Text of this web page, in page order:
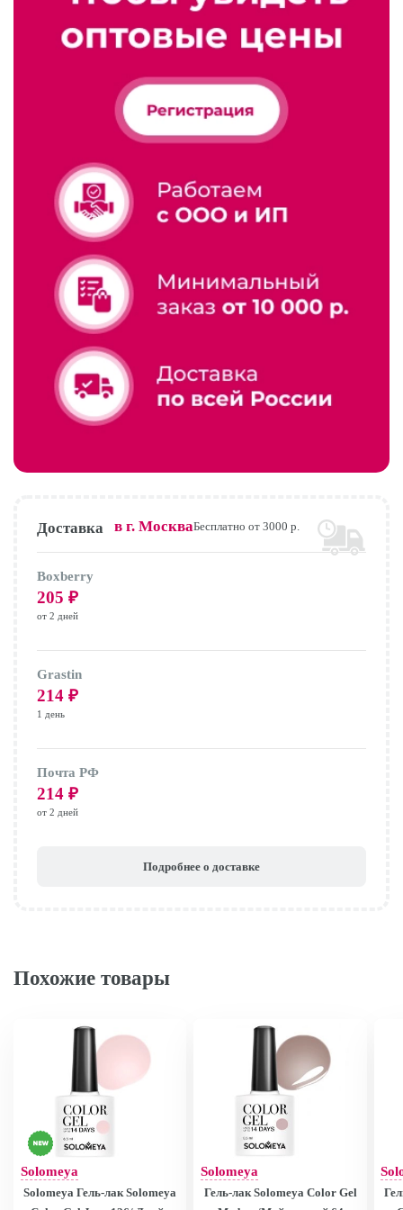
Доставка в г. МоскваБесплатно от 3000 р.
Boxberry
205 ₽
от 2 дней
Grastin
214 ₽
1 день
Почта РФ
214 ₽
от 2 дней
Подробнее о доставке
Похожие товары
Solomeya
Solomeya Гель-лак Solomeya
Solomeya
Гель-лак Solomeya Color Gel